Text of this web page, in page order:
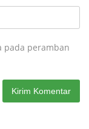
pada peramban